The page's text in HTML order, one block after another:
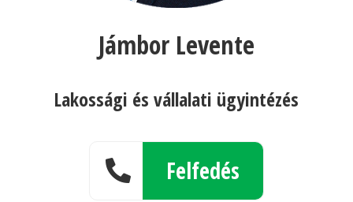
Jámbor Levente
Lakossági és vállalati ügyintézés
 Felfedés